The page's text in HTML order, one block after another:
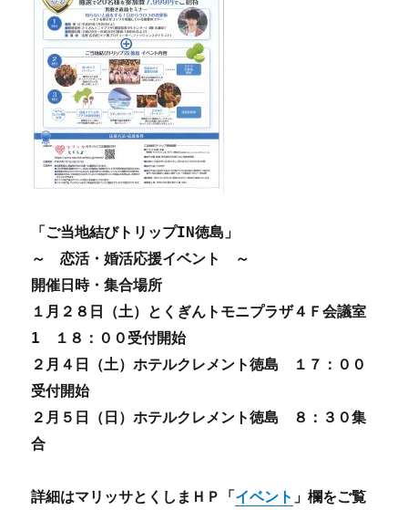
「ご当地結びトリップIN徳島」
～ 恋活・婚活応援イベント ～
開催日時・集合場所
１月２８日（土）とくぎんトモニプラザ４Ｆ会議室
1 １８：００受付開始
２月４日（土）ホテルクレメント徳島 １７：００
受付開始
２月５日（日）ホテルクレメント徳島 ８：３０集
合
詳細はマリッサとくしまＨＰ「 イベント 」欄をご覧